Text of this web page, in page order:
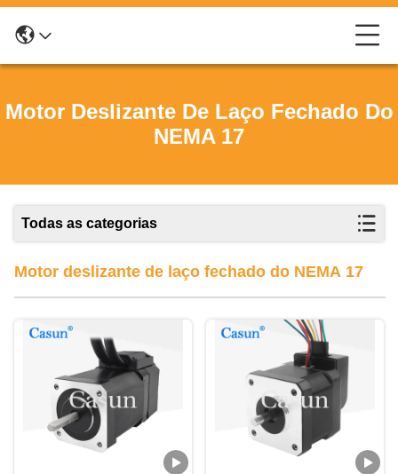
Motor Deslizante De Laço Fechado Do
NEMA 17
Todas as categorias
Motor deslizante de laço fechado do NEMA 17